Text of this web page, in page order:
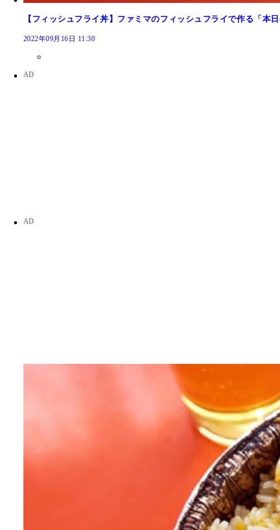
【フィッシュフライ丼】ファミマのフィッシュフライで作る「本
2022年09月16日 11:30